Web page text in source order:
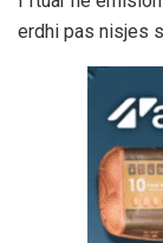
erdhi pas nisjes